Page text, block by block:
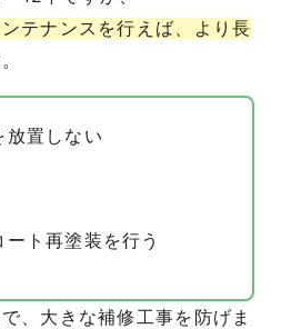
テナンスを行えば、より長
放置しない
ト再塗装を行う
、大きな補修工事を防げま